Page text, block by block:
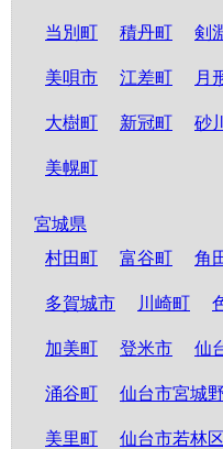
当別町 積丹町 剣
美唄市 江差町 月
大樹町 新冠町 砂
美幌町
宮城県
村田町
富谷町 角
多賀城市 川崎町
加美町 登米市 仙
涌谷町 仙台市宮城
美里町 仙台市若林区